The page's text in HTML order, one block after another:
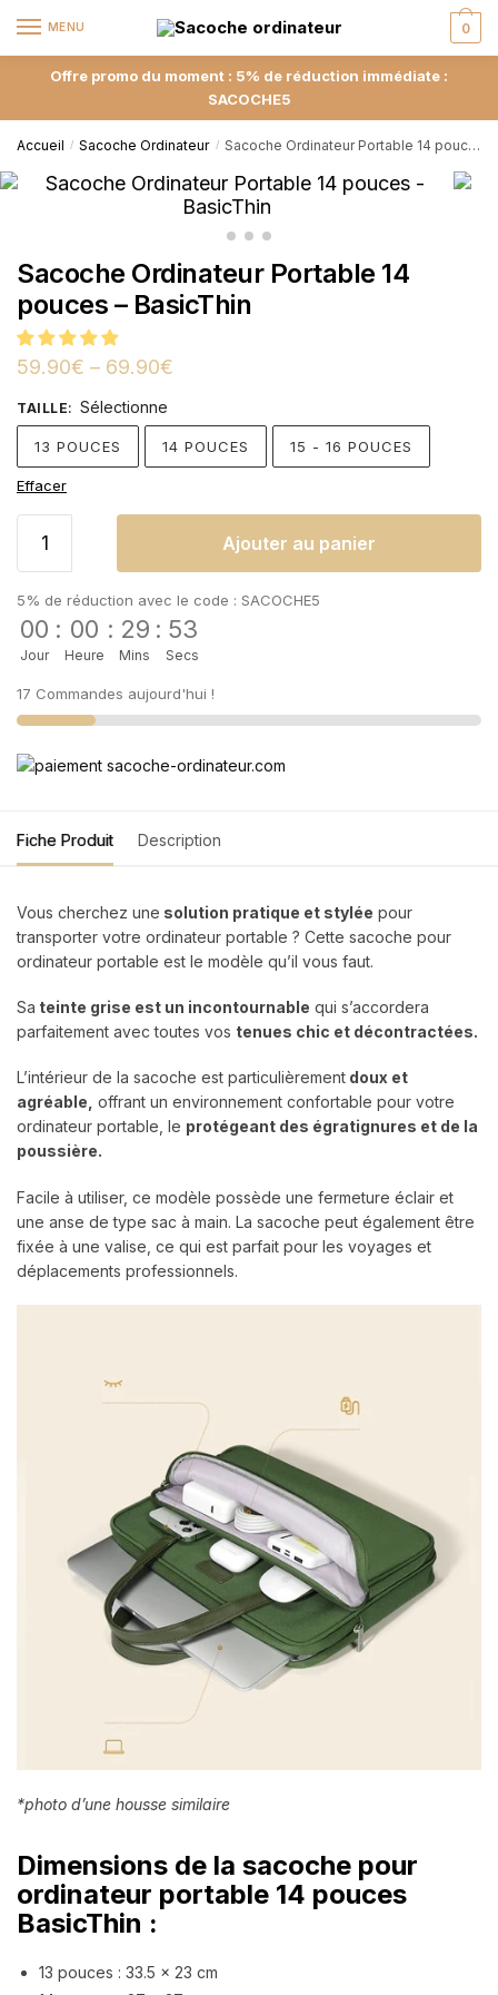
MENU 0
Offre promo du moment : 5% de réduction immédiate :
SACOCHE5
Accueil / Sacoche Ordinateur / Sacoche Ordinateur Portable 14 pouces – BasicThin
Sacoche Ordinateur Portable 14
pouces – BasicThin
59.90€ – 69.90€
TAILLE: Sélectionne
13 POUCES 14 POUCES 15 - 16 POUCES
Effacer
Ajouter au panier
5% de réduction avec le code : SACOCHE5
00
Jour
: 00
Heure
: 29
Mins
: 52
Secs
17 Commandes aujourd'hui !
Fiche Produit Description
Vous cherchez une solution pratique et stylée pour
transporter votre ordinateur portable ? Cette sacoche pour
ordinateur portable est le modèle qu’il vous faut.
Sa teinte grise est un incontournable qui s’accordera
parfaitement avec toutes vos tenues chic et décontractées.
L’intérieur de la sacoche est particulièrement doux et
agréable, offrant un environnement confortable pour votre
ordinateur portable, le protégeant des égratignures et de la
poussière.
Facile à utiliser, ce modèle possède une fermeture éclair et
une anse de type sac à main. La sacoche peut également être
fixée à une valise, ce qui est parfait pour les voyages et
déplacements professionnels.
*photo d’une housse similaire
Dimensions de la sacoche pour
ordinateur portable 14 pouces
BasicThin :
13 pouces : 33.5 x 23 cm